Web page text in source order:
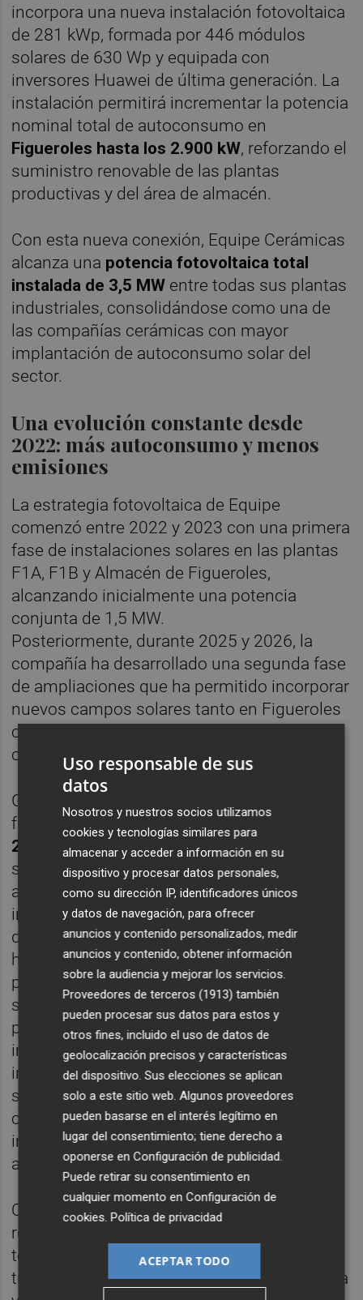
incorpora una nueva instalación fotovoltaica
de 281 kWp, formada por 446 módulos
solares de 630 Wp y equipada con
inversores Huawei de última generación. La
instalación permitirá incrementar la potencia
nominal total de autoconsumo en
Figueroles hasta los 2.900 kW, reforzando el
suministro renovable de las plantas
productivas y del área de almacén.
Con esta nueva conexión, Equipe Cerámicas
alcanza una potencia fotovoltaica total
instalada de 3,5 MW entre todas sus plantas
industriales, consolidándose como una de
las compañías cerámicas con mayor
implantación de autoconsumo solar del
sector.
Una evolución constante desde
2022: más autoconsumo y menos
emisiones
La estrategia fotovoltaica de Equipe
comenzó entre 2022 y 2023 con una primera
fase de instalaciones solares en las plantas
F1A, F1B y Almacén de Figueroles,
alcanzando inicialmente una potencia
conjunta de 1,5 MW.
Posteriormente, durante 2025 y 2026, la
compañía ha desarrollado una segunda fase
de ampliaciones que ha permitido incorporar
nuevos campos solares tanto en Figueroles
como en la planta de Onda, elevando la
capacidad total hasta los actuales 3,5 MW.
Gracias a las nuevas ampliaciones
fotovoltaicas ejecutadas durante
2026
, la compañía ha incrementado
significativamente el porcentaje de
autoconsumo renovable en sus
instalaciones industriales. La implantación
de generación fotovoltaica forma parte de la
hoja de ruta de Equipe Cerámicas hacia una
producción más eficiente, competitiva y
sostenible. Esta inversión forma parte del
plan global de reducción de emisiones
impulsado por Equipe Cerámicas, que
incluye además auditorías energéticas,
sistemas avanzados de monitorización de
consumos y electrificación de procesos
industriales con hornos 100% eléctricos de
alta eficiencia.
Con estas actuaciones,Equipe Cerámicas
refuerza su compromiso con la innovación
tecnológica, la eficiencia energética y la
transición hacia una industria cerámica cada
Uso responsable de sus
datos
Nosotros y nuestros socios utilizamos
cookies y tecnologías similares para
almacenar y acceder a información en su
dispositivo y procesar datos personales,
como su dirección IP, identificadores únicos
y datos de navegación, para ofrecer
anuncios y contenido personalizados, medir
anuncios y contenido, obtener información
sobre la audiencia y mejorar los servicios.
Proveedores de terceros (1913) también
pueden procesar sus datos para estos y
otros fines, incluido el uso de datos de
geolocalización precisos y características
del dispositivo. Sus elecciones se aplican
solo a este sitio web. Algunos proveedores
pueden basarse en el interés legítimo en
lugar del consentimiento; tiene derecho a
oponerse enConfiguración de publicidad
Puede retirar su consentimiento en
cualquier momento enConfiguración de
cookies .Política de privacidad
ACEPTAR TODO